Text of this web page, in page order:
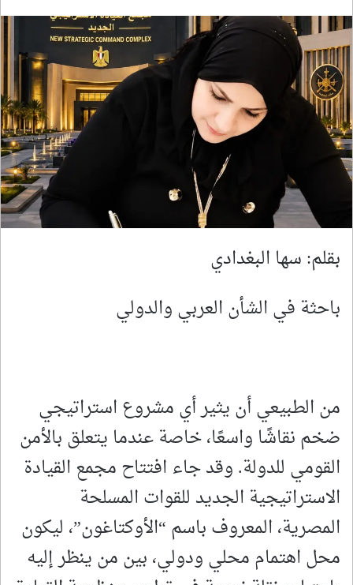
بقلم: سها البغدادي
باحثة في الشأن العربي والدولي
من الطبيعي أن يثير أي مشروع استراتيجي
ضخم نقاشًا واسعًا، خاصة عندما يتعلق بالأمن
القومي للدولة. وقد جاء افتتاح مجمع القيادة
الاستراتيجية الجديد للقوات المسلحة
المصرية، المعروف باسم “الأوكتاغون”، ليكون
محل اهتمام محلي ودولي، بين من ينظر إليه